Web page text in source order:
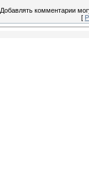
Добавлять комментарии
[